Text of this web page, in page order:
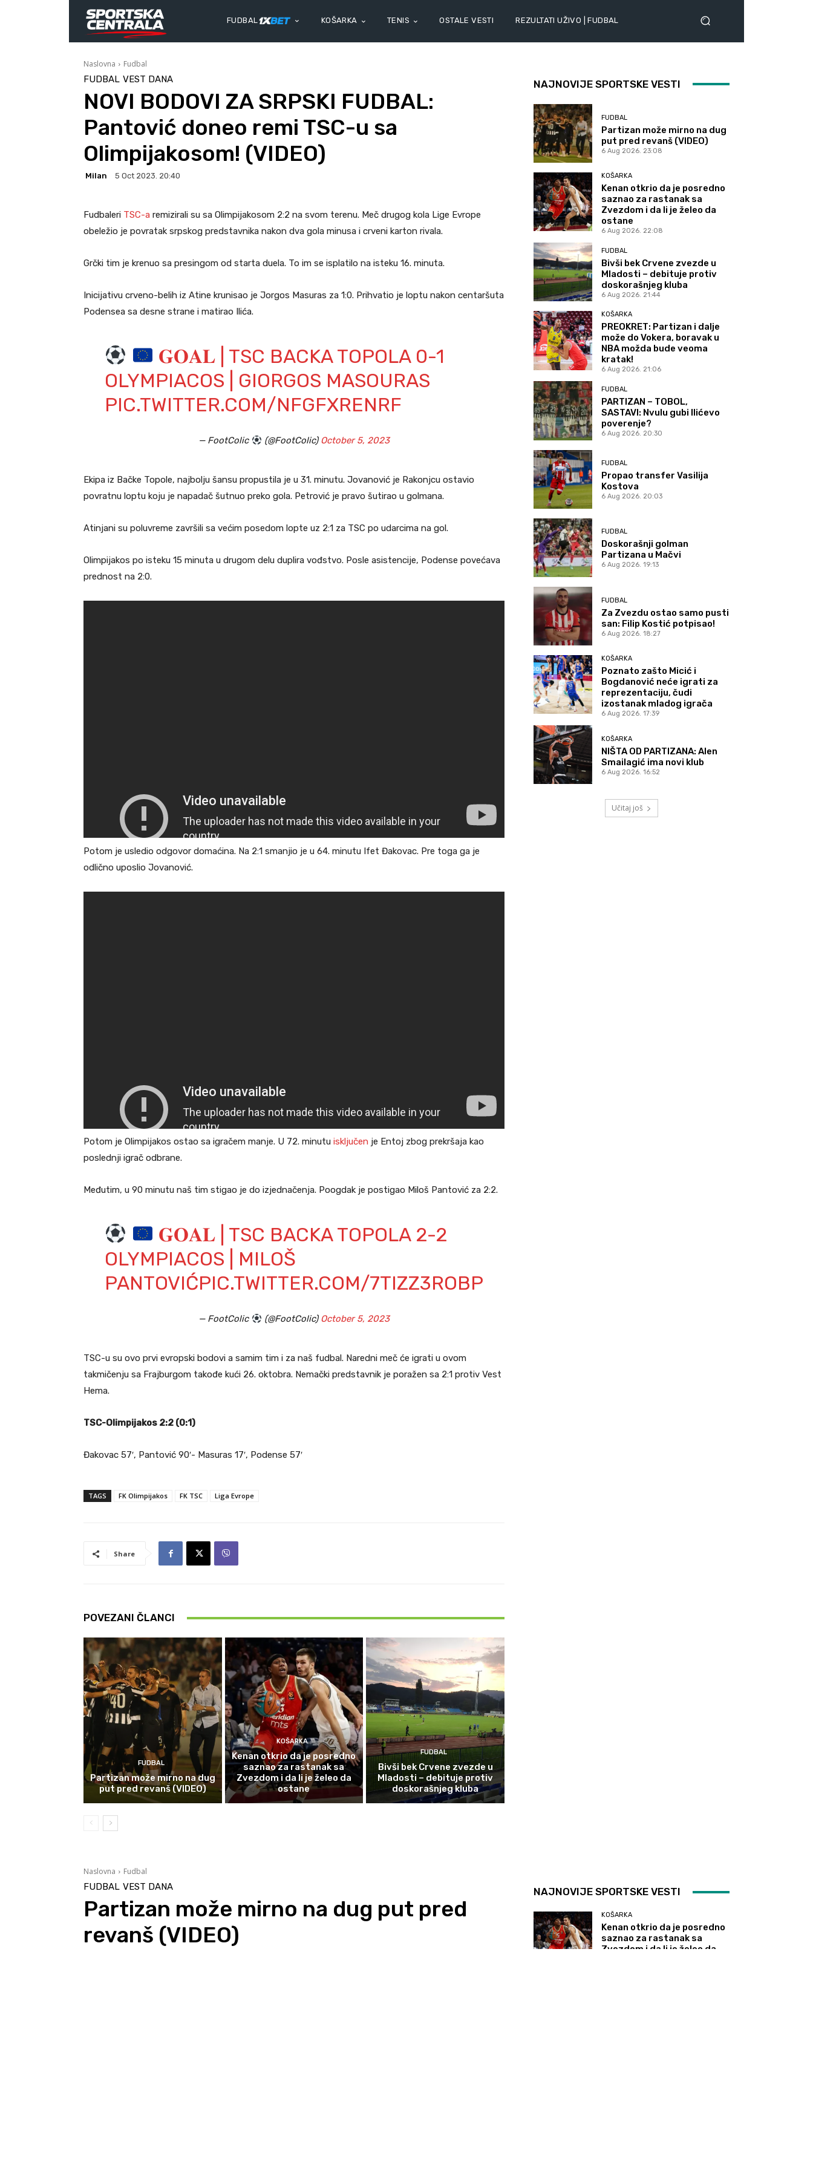
FUDBAL KOŠARKA TENIS OSTALE VESTI REZULTATI UŽIVO | FUDBAL
Naslovna Fudbal
FUDBAL VEST DANA
NOVI BODOVI ZA SRPSKI FUDBAL:
Pantović doneo remi TSC-u sa
Olimpijakosom! (VIDEO)
Milan 5 Oct 2023. 20:40
Fudbaleri TSC-a remizirali su sa Olimpijakosom 2:2 na svom terenu. Meč drugog kola Lige Evrope
obeležio je povratak srpskog predstavnika nakon dva gola minusa i crveni karton rivala.
Grčki tim je krenuo sa presingom od starta duela. To im se isplatilo na isteku 16. minuta.
Inicijativu crveno-belih iz Atine krunisao je Jorgos Masuras za 1:0. Prihvatio je loptu nakon centaršuta
Podensea sa desne strane i matirao Ilića.
𝐆𝐎𝐀𝐋 | TSC BACKA TOPOLA 0-1
OLYMPIACOS | GIORGOS MASOURAS
PIC.TWITTER.COM/NFGFXRENRF
— FootColic (@FootColic) October 5, 2023
Ekipa iz Bačke Topole, najbolju šansu propustila je u 31. minutu. Jovanović je Rakonjcu ostavio
povratnu loptu koju je napadač šutnuo preko gola. Petrović je pravo šutirao u golmana.
Atinjani su poluvreme završili sa većim posedom lopte uz 2:1 za TSC po udarcima na gol.
Olimpijakos po isteku 15 minuta u drugom delu duplira vođstvo. Posle asistencije, Podense povećava
prednost na 2:0.
Potom je usledio odgovor domaćina. Na 2:1 smanjio je u 64. minutu Ifet Đakovac. Pre toga ga je
odlično uposlio Jovanović.
Potom je Olimpijakos ostao sa igračem manje. U 72. minutu isključen je Entoj zbog prekršaja kao
poslednji igrač odbrane.
Međutim, u 90 minutu naš tim stigao je do izjednačenja. Poogdak je postigao Miloš Pantović za 2:2.
𝐆𝐎𝐀𝐋 | TSC BACKA TOPOLA 2-2
OLYMPIACOS | MILOŠ
PANTOVIĆPIC.TWITTER.COM/7TIZZ3ROBP
— FootColic (@FootColic) October 5, 2023
TSC-u su ovo prvi evropski bodovi a samim tim i za naš fudbal. Naredni meč će igrati u ovom
takmičenju sa Frajburgom takođe kući 26. oktobra. Nemački predstavnik je poražen sa 2:1 protiv Vest
Hema.
TSC-Olimpijakos 2:2 (0:1)
Đakovac 57′, Pantović 90′- Masuras 17′, Podense 57′
TAGS FK Olimpijakos FK TSC Liga Evrope
Share
POVEZANI ČLANCI
FUDBAL
Partizan može mirno na dug
put pred revanš (VIDEO)
KOŠARKA
Kenan otkrio da je posredno
saznao za rastanak sa
Zvezdom i da li je želeo da
ostane
FUDBAL
Bivši bek Crvene zvezde u
Mladosti – debituje protiv
doskorašnjeg kluba
NAJNOVIJE SPORTSKE VESTI
FUDBAL
Partizan može mirno na dug
put pred revanš (VIDEO)
6 Aug 2026. 23:08
KOŠARKA
Kenan otkrio da je posredno
saznao za rastanak sa
Zvezdom i da li je želeo da
ostane
6 Aug 2026. 22:08
FUDBAL
Bivši bek Crvene zvezde u
Mladosti – debituje protiv
doskorašnjeg kluba
6 Aug 2026. 21:44
KOŠARKA
PREOKRET: Partizan i dalje
može do Vokera, boravak u
NBA možda bude veoma
kratak!
6 Aug 2026. 21:06
FUDBAL
PARTIZAN – TOBOL,
SASTAVI: Nvulu gubi Ilićevo
poverenje?
6 Aug 2026. 20:30
FUDBAL
Propao transfer Vasilija
Kostova
6 Aug 2026. 20:03
FUDBAL
Doskorašnji golman
Partizana u Mačvi
6 Aug 2026. 19:13
FUDBAL
Za Zvezdu ostao samo pusti
san: Filip Kostić potpisao!
6 Aug 2026. 18:27
KOŠARKA
Poznato zašto Micić i
Bogdanović neće igrati za
reprezentaciju, čudi
izostanak mladog igrača
6 Aug 2026. 17:39
KOŠARKA
NIŠTA OD PARTIZANA: Alen
Smailagić ima novi klub
6 Aug 2026. 16:52
Učitaj još